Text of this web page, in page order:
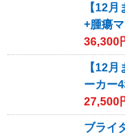
【12
+腫瘍
36,300
【12
ーカー
27,500
ブライ